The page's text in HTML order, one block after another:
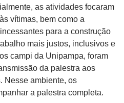
as atividades focaram
vítimas, bem como a
para a construção
mais justos, inclusivos e
campi da Unipampa, foram
da palestra aos
Nesse ambiente, os
a palestra completa.